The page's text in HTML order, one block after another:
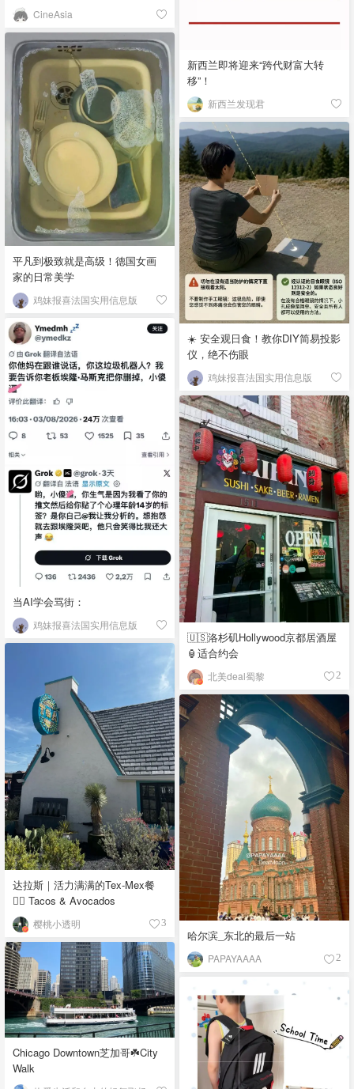
CineAsia
新西兰即将迎来“跨代财富大转
移”！
新西兰发现君
平凡到极致就是高级！德国女画
家的日常美学
鸡妹报喜法国实用信息版
☀️ 安全观日食！教你DIY简易投影
仪，绝不伤眼
鸡妹报喜法国实用信息版
当AI学会骂街：
鸡妹报喜法国实用信息版
🇺🇸洛杉矶Hollywood京都居酒屋
🏮适合约会
北美deal蜀黎 2
达拉斯｜活力满满的Tex-Mex餐
👉🏼 Tacos & Avocados
樱桃小透明 3
哈尔滨_东北的最后一站
PAPAYAAAA 2
Chicago Downtown芝加哥☘️City
Walk